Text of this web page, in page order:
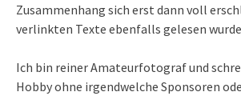
Zusammenhang sich erst dann voll
verlinkten Texte ebenfalls gelesen
Ich bin reiner Amateurfotograf und
Hobby ohne irgendwelche Sponsoren